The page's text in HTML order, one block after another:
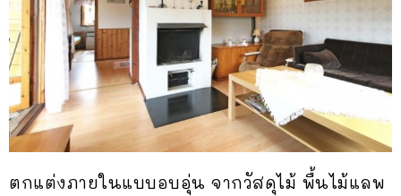
ตกแต่งภายในแบบอบอุ่น จากวัสดุไม้ พื้นไม้แลพ